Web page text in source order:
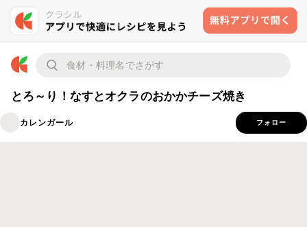
とろ～り！なすとオクラのおかかチーズ焼き
カレンガール フォロー